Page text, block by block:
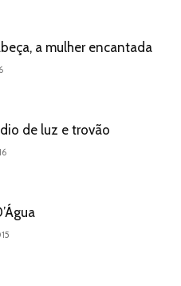
a mulher encantada
de luz e trovão